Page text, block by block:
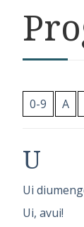
0-9 A
U
Ui
Ui, avui!